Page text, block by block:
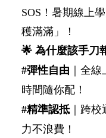
SOS！暑期線上
穫滿滿」！
🌟 為什麼該手刀
#彈性自由 ｜全
時間隨你配！
#精準認抵 ｜跨
力不浪費！